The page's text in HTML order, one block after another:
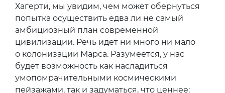
Хагерти, мы увидим, чем может обернуться
попытка осуществить едва ли не самый
амбициозный план современной
цивилизации. Речь идет ни много ни мало
о колонизации Марса. Разумеется, у нас
будет возможность как насладиться
умопомрачительными космическими
пейзажами, так и задуматься, что ценнее: